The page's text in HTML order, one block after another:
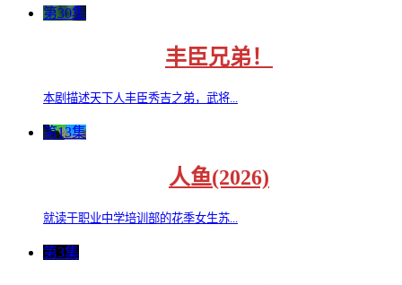
第30集
丰臣兄弟！
本剧描述天下人丰臣秀吉之弟，武将...
第13集
人鱼(2026)
就读于职业中学培训部的花季女生苏...
第3集